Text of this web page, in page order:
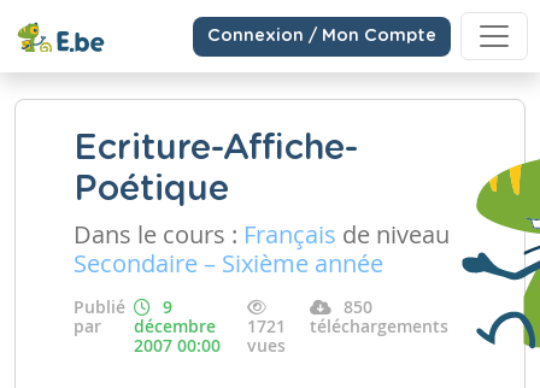
Connexion / Mon Compte
Ecriture-Affiche-
Poétique
Dans le cours : Français de niveau
Secondaire – Sixième année
Publié
par
9
décembre
2007 00:00
1721
vues
850
téléchargements